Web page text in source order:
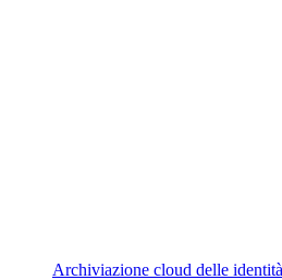
Archiviazione cloud delle